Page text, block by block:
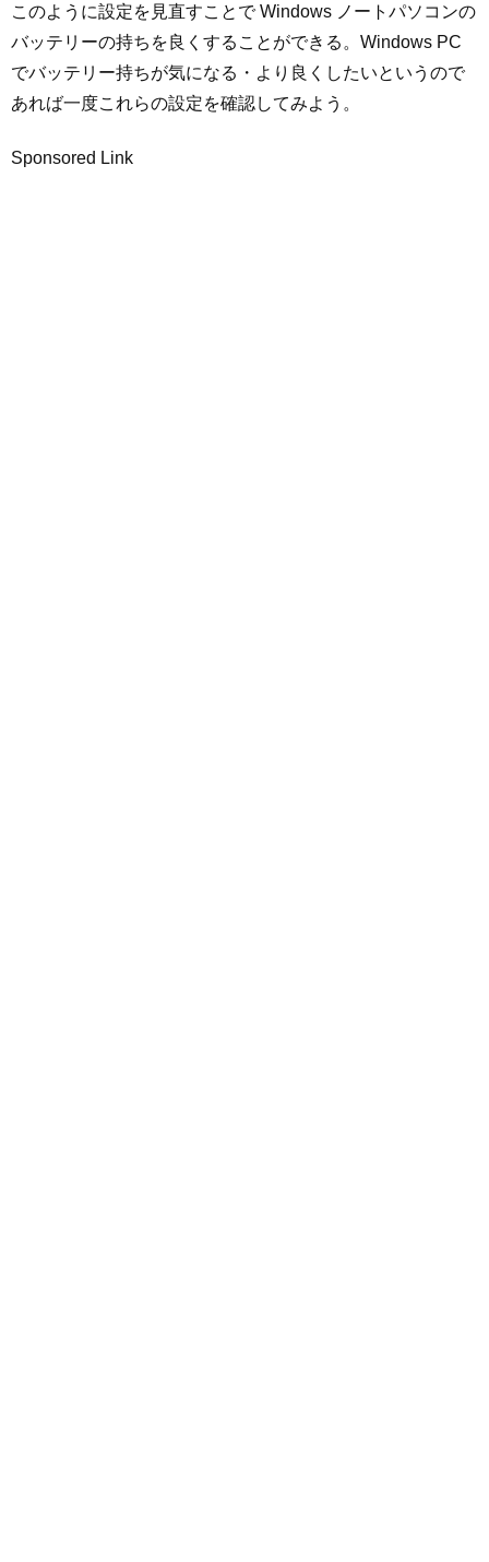
このように設定を見直すことで Windows ノートパソコンの
バッテリーの持ちを良くすることができる。Windows PC
でバッテリー持ちが気になる・より良くしたいというので
あれば一度これらの設定を確認してみよう。
Sponsored Link